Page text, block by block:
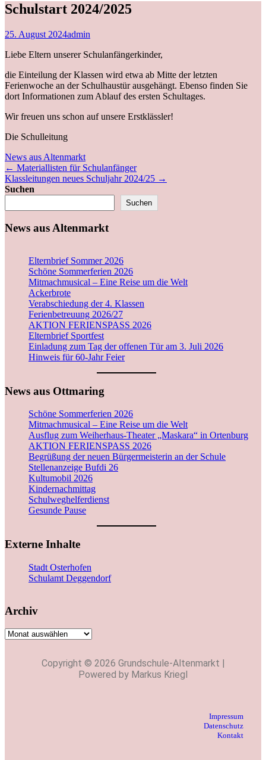
Schulstart 2024/2025
25. August 2024admin
Liebe Eltern unserer Schulanfängerkinder,
die Einteilung der Klassen wird etwa ab Mitte der letzten
Ferienwoche an der Schulhaustür ausgehängt. Ebenso finden Sie
dort Informationen zum Ablauf des ersten Schultages.
Wir freuen uns schon auf unsere Erstklässler!
Die Schulleitung
News aus Altenmarkt
← Materiallisten für Schulanfänger
Klassleitungen neues Schuljahr 2024/25 →
Suchen
Suchen
News aus Altenmarkt
Elternbrief Sommer 2026
Schöne Sommerferien 2026
Mitmachmusical – Eine Reise um die Welt
Ackerbrote
Verabschiedung der 4. Klassen
Ferienbetreuung 2026/27
AKTION FERIENSPASS 2026
Elternbrief Sportfest
Einladung zum Tag der offenen Tür am 3. Juli 2026
Hinweis für 60-Jahr Feier
News aus Ottmaring
Schöne Sommerferien 2026
Mitmachmusical – Eine Reise um die Welt
Ausflug zum Weiherhaus-Theater „Maskara“ in Ortenburg
AKTION FERIENSPASS 2026
Begrüßung der neuen Bürgermeisterin an der Schule
Stellenanzeige Bufdi 26
Kultumobil 2026
Kindernachmittag
Schulweghelferdienst
Gesunde Pause
Externe Inhalte
Stadt Osterhofen
Schulamt Deggendorf
Archiv
Copyright © 2026 Grundschule-Altenmarkt |
Powered by Markus Kriegl
Impressum
Datenschutz
Kontakt